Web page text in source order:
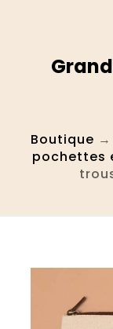
Boutique →
pochettes